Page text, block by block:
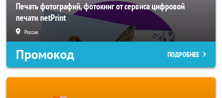
Печать фотографий, фотокниг от сервиса цифровой
печати netPrint
Россия
Промокод ПОДРОБНЕЕ